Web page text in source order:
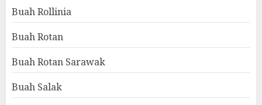
Buah Rollinia
Buah Rotan
Buah Rotan Sarawak
Buah Salak